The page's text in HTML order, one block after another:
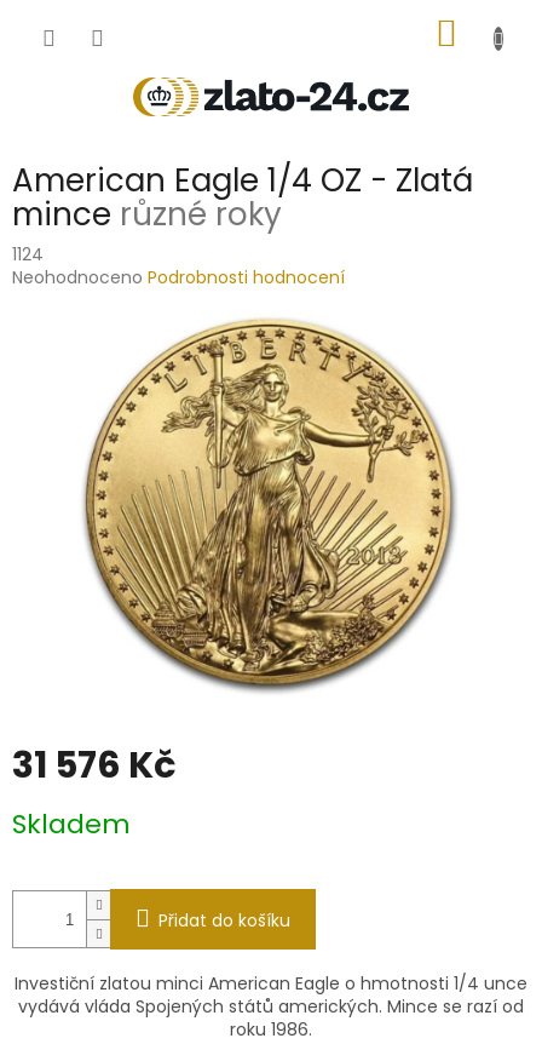
KOŠÍK
American Eagle 1/4 OZ - Zlatá
mince různé roky
1124
Průměrné
hvězdiček.
Neohodnoceno Podrobnosti hodnocení
31 576 Kč
cena:
Skladem
Přidat do košíku
Investiční zlatou minci American Eagle o hmotnosti 1/4 unce
vydává vláda Spojených států amerických. Mince se razí od
roku 1986.